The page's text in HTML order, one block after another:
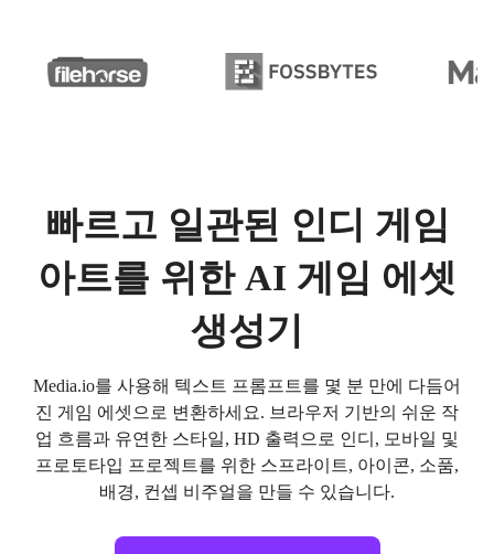
빠르고 일관된 인디 게임
아트를 위한 AI 게임 에셋
생성기
Media.io를 사용해 텍스트 프롬프트를 몇 분 만에 다듬어
진 게임 에셋으로 변환하세요. 브라우저 기반의 쉬운 작
업 흐름과 유연한 스타일, HD 출력으로 인디, 모바일 및
프로토타입 프로젝트를 위한 스프라이트, 아이콘, 소품,
배경, 컨셉 비주얼을 만들 수 있습니다.